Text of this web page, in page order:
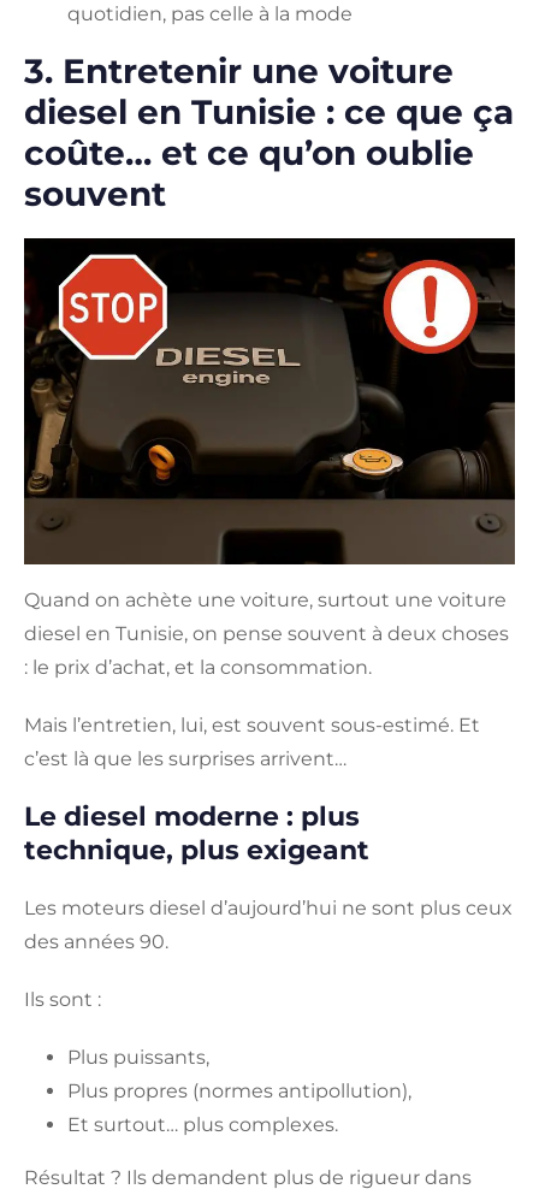
quotidien, pas celle à la mode
3. Entretenir une voiture
diesel en Tunisie : ce que ça
coûte… et ce qu’on oublie
souvent
Quand on achète une voiture, surtout une voiture
diesel en Tunisie, on pense souvent à deux choses
: le prix d’achat, et la consommation.
Mais l’entretien, lui, est souvent sous-estimé. Et
c’est là que les surprises arrivent…
Le diesel moderne : plus
technique, plus exigeant
Les moteurs diesel d’aujourd’hui ne sont plus ceux
des années 90.
Ils sont :
Plus puissants,
Plus propres (normes antipollution),
Et surtout… plus complexes.
Résultat ? Ils demandent plus de rigueur dans